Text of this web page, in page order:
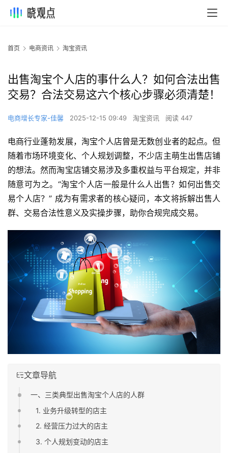
首页 电商资讯 淘宝资讯
出售淘宝个人店的事什么人？如何合法出售
交易？合法交易这六个核心步骤必须清楚！
电商增长专家-佳馨 2025-12-15 09:49 淘宝资讯 阅读 447
电商行业蓬勃发展，淘宝个人店曾是无数创业者的起点。但
随着市场环境变化、个人规划调整，不少店主萌生出售店铺
的想法。然而淘宝店铺交易涉及多重权益与平台规定，并非
随意可为之。“淘宝个人店一般是什么人出售？如何出售交
易个人店？” 成为有需求者的核心疑问，本文将拆解出售人
群、交易合法性意义及实操步骤，助你合规完成交易。
文章导航
一、三类典型出售淘宝个人店的人群
1. 业务升级转型的店主
2. 经营压力过大的店主
3. 个人规划变动的店主